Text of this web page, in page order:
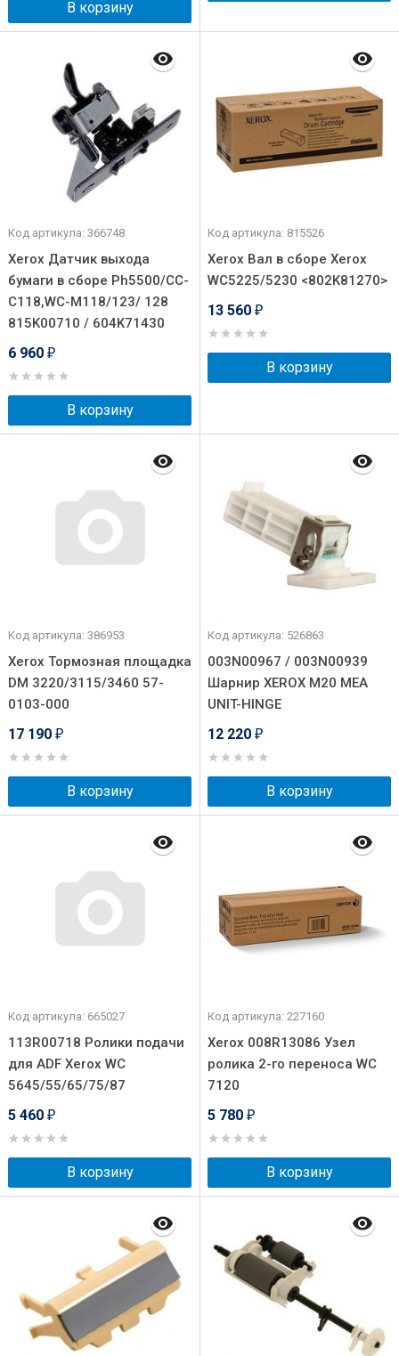
В корзину
Код артикула: 366748
Xerox Датчик выхода
бумаги в сборе Ph5500/CC-
C118,WC-M118/123/ 128
815K00710 / 604K71430
6 960 ₽
В корзину
Код артикула: 815526
Xerox Вал в сборе Xerox
WC5225/5230 <802K81270>
13 560 ₽
В корзину
Код артикула: 386953
Xerox Тормозная площадка
DM 3220/3115/3460 57-
0103-000
17 190 ₽
В корзину
Код артикула: 526863
003N00967 / 003N00939
Шарнир XEROX M20 MEA
UNIT-HINGE
12 220 ₽
В корзину
Код артикула: 665027
113R00718 Ролики подачи
для ADF Xerox WC
5645/55/65/75/87
5 460 ₽
В корзину
Код артикула: 227160
Xerox 008R13086 Узел
ролика 2-го переноса WC
7120
5 780 ₽
В корзину